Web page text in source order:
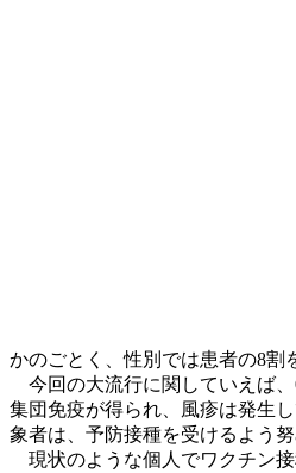
かのごとく、性別では患者の8割
今回の大流行に関していえば、
集団免疫が得られ、風疹は発生
象者は、予防接種を受けるよう
現状のような個人でワクチン